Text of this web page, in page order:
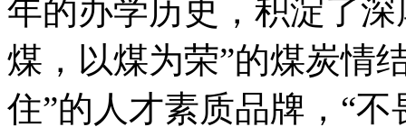
年的办学历史，积淀了
煤，以煤为荣”的煤炭情
住”的人才素质品牌，“